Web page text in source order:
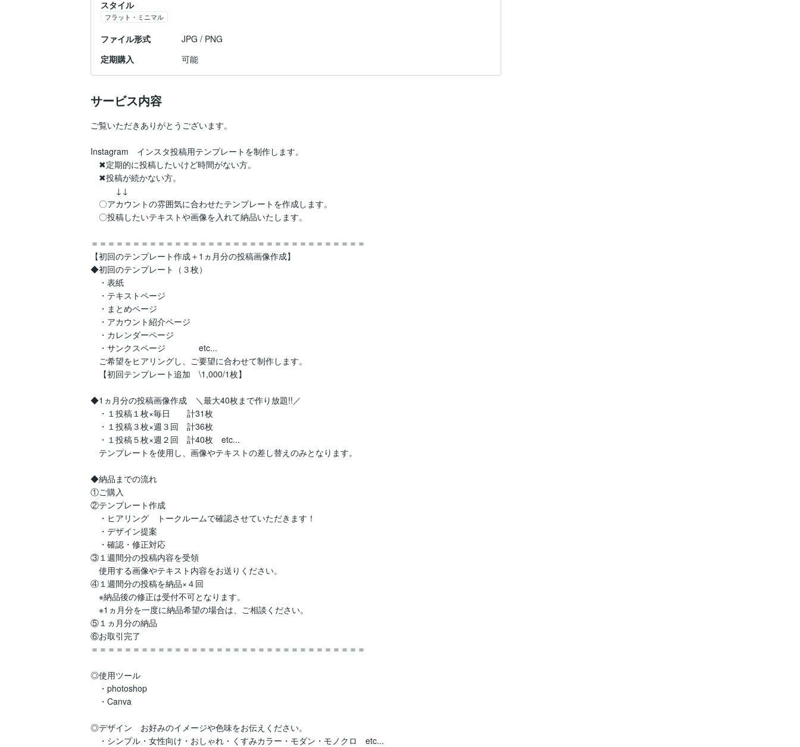
スタイル
フラット・ミニマル
ファイル形式
JPG / PNG
定期購入
可能
サービス内容
ご覧いただきありがとうございます。
Instagram　インスタ投稿用テンプレートを制作します。
✖定期的に投稿したいけど時間がない方。
✖投稿が続かない方。
↓↓
〇アカウントの雰囲気に合わせたテンプレートを作成します。
〇投稿したいテキストや画像を入れて納品いたします。
＝＝＝＝＝＝＝＝＝＝＝＝＝＝＝＝＝＝＝＝＝＝＝＝＝＝＝＝＝＝＝＝＝
【初回のテンプレート作成＋1ヵ月分の投稿画像作成】
◆初回のテンプレート（３枚）
・表紙
・テキストページ
・まとめページ
・アカウント紹介ページ
・カレンダーページ
・サンクスページ　　　　etc...
ご希望をヒアリングし、ご要望に合わせて制作します。
【初回テンプレート追加　\1,000/1枚】
◆1ヵ月分の投稿画像作成　＼最大40枚まで作り放題!!／
・１投稿１枚×毎日　　計31枚
・１投稿３枚×週３回　計36枚
・１投稿５枚×週２回　計40枚　etc...
テンプレートを使用し、画像やテキストの差し替えのみとなります。
◆納品までの流れ
①ご購入
②テンプレート作成
・ヒアリング　トークルームで確認させていただきます！
・デザイン提案
・確認・修正対応
③１週間分の投稿内容を受領
使用する画像やテキスト内容をお送りください。
④１週間分の投稿を納品×４回
※納品後の修正は受付不可となります。
※1ヵ月分を一度に納品希望の場合は、ご相談ください。
⑤１ヵ月分の納品
⑥お取引完了
＝＝＝＝＝＝＝＝＝＝＝＝＝＝＝＝＝＝＝＝＝＝＝＝＝＝＝＝＝＝＝＝＝
◎使用ツール
・photoshop
・Canva
◎デザイン　お好みのイメージや色味をお伝えください。
・シンプル・女性向け・おしゃれ・くすみカラー・モダン・モノクロ　etc...